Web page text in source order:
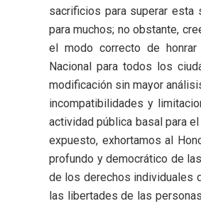
sacrificios para superar esta
para muchos; no obstante,
el modo correcto de
Nacional para todos los
modificación sin mayor
incompatibilidades y
actividad pública basal para
expuesto, exhortamos al
profundo y democrático de
de los derechos individuales
las libertades de las